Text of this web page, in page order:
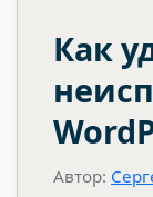
Как
Автор: